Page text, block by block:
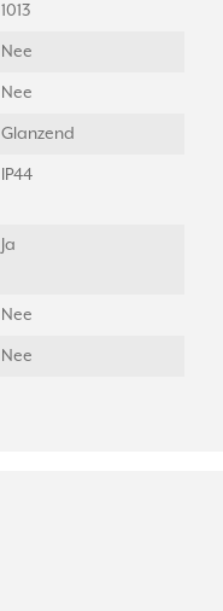
1013
Nee
Nee
Glanzend
IP44
Ja
Nee
Nee